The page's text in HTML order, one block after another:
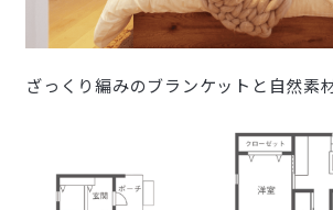
ざっくり編みのブランケットと自然素